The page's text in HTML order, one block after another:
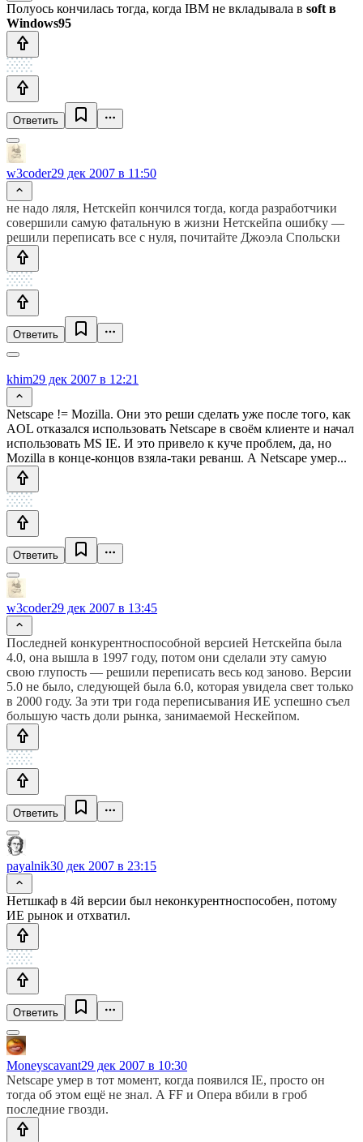
Полуось кончилась тогда, когда IBM не вкладывала в soft в
Windows95
Ответить
w3coder29 дек 2007 в 11:50
не надо ляля, Нетскейп кончился тогда, когда разработчики
совершили самую фатальную в жизни Нетскейпа ошибку —
решили переписать все с нуля, почитайте Джоэла Спольски
Ответить
khim29 дек 2007 в 12:21
Netscape != Mozilla. Они это реши сделать уже после того, как
AOL отказался использовать Netscape в своём клиенте и начал
использовать MS IE. И это привело к куче проблем, да, но
Mozilla в конце-концов взяла-таки реванш. А Netscape умер...
Ответить
w3coder29 дек 2007 в 13:45
Последней конкурентноспособной версией Нетскейпа была
4.0, она вышла в 1997 году, потом они сделали эту самую
свою глупость — решили переписать весь код заново. Версии
5.0 не было, следующей была 6.0, которая увидела свет только
в 2000 году. За эти три года переписывания ИЕ успешно съел
большую часть доли рынка, занимаемой Нескейпом.
Ответить
payalnik30 дек 2007 в 23:15
Нетшкаф в 4й версии был неконкурентноспособен, потому
ИЕ рынок и отхватил.
Ответить
Moneyscavant29 дек 2007 в 10:30
Netscape умер в тот момент, когда появился IE, просто он
тогда об этом ещё не знал. А FF и Опера вбили в гроб
последние гвозди.